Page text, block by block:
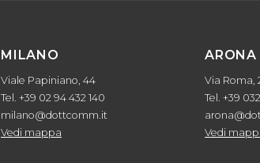
MILANO
Viale Papiniano, 44
Tel. +39 02 94 432 140
milano@dottcomm.it
Vedi mappa
ARONA
Via Roma,
Tel. +39
Vedi